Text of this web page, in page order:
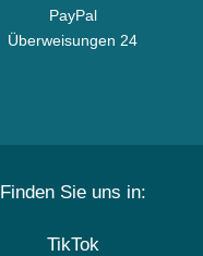
PayPal
Überweisungen 24
Finden Sie uns in:
TikTok